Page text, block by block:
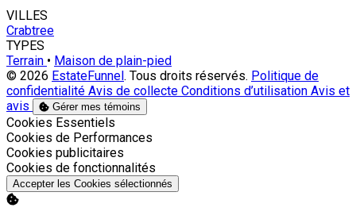
VILLES
Crabtree
TYPES
Terrain • Maison de plain-pied
© 2026 EstateFunnel . Tous droits réservés. Politique de
confidentialité Avis de collecte Conditions d’utilisation Avis et
avis
Gérer mes témoins
Activer
Cookies Essentiels
Activer
Cookies de Performances
Activer
Cookies publicitaires
Activer
Cookies de fonctionnalités
Accepter les Cookies sélectionnés